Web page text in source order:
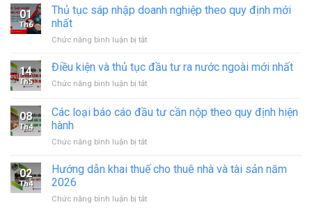
giấy
động
–
ký
động
in
nhất
01
Th6
Thủ tục sáp nhập doanh nghiệp theo quy định mới
nhất
Chức năng bình luận bị tắtở
tục
nhập
nghiệp
định
nhất
14
Th5
Điều kiện và thủ tục đầu tư ra nước ngoài mới nhất
Chức năng bình luận bị tắtở
kiện
và
tục
tư
ngoài
08
Th4
Các loại báo cáo đầu tư cần nộp theo quy định hiện
hành
Chức năng bình luận bị tắtở
loại
báo
đầu
02
Th4
Hướng dẫn khai thuế cho thuê nhà và tài sản năm
2026
Chức năng bình luận bị tắtở